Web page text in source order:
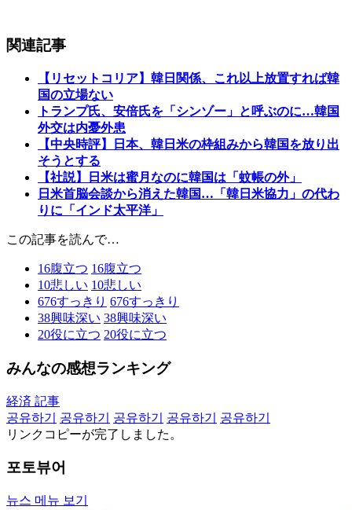
関連記事
【リセットコリア】韓日関係、これ以上放置すれば韓
国の立場ない
トランプ氏、安倍氏を「シンゾー」と呼ぶのに…韓国
外交は内憂外患
【中央時評】日本、韓日米の枠組みから韓国を放り出
そうとする
【社説】日米は蜜月なのに韓国は「蚊帳の外」
日米首脳会談から消えた韓国…「韓日米協力」の代わ
りに「インド太平洋」
この記事を読んで…
16腹立つ 16腹立つ
10悲しい 10悲しい
676すっきり 676すっきり
38興味深い 38興味深い
20役に立つ 20役に立つ
みんなの感想ランキング
経済 記事
공유하기
공유하기 공유하기 공유하기
공유하기
リンクコピーが完了しました。
포토뷰어
뉴스 메뉴 보기